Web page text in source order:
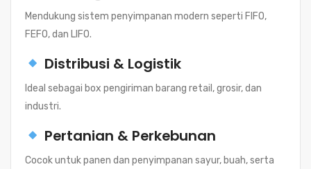
Mendukung sistem penyimpanan modern seperti FIFO,
FEFO, dan LIFO.
Distribusi & Logistik
Ideal sebagai box pengiriman barang retail, grosir, dan
industri.
Pertanian & Perkebunan
Cocok untuk panen dan penyimpanan sayur, buah, serta